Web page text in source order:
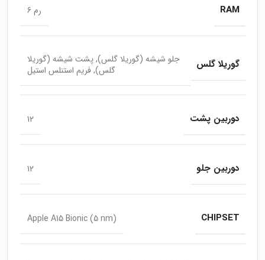
RAM رم 6
گوریلا گلس
جلو شیشه (گوریلا گلس), پشت شیشه (گوریلا
گلس), فریم استنلس استیل
دوربین پشت 12
دوربین جلو 12
CHIPSET
Apple A15 Bionic (5 nm)